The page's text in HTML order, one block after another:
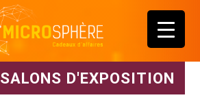
SALONS D'EXPOSITION